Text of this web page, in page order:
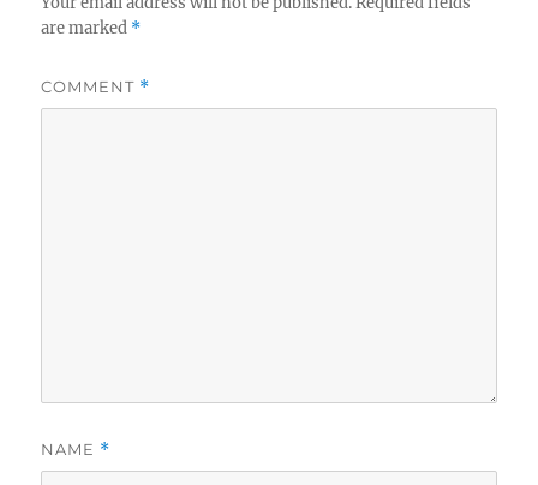
are marked *
COMMENT *
NAME *